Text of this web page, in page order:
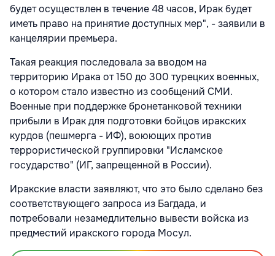
будет осуществлен в течение 48 часов, Ирак будет
иметь право на принятие доступных мер", - заявили в
канцелярии премьера.
Такая реакция последовала за вводом на
территорию Ирака от 150 до 300 турецких военных,
о котором стало известно из сообщений СМИ.
Военные при поддержке бронетанковой техники
прибыли в Ирак для подготовки бойцов иракских
курдов (пешмерга - ИФ), воюющих против
террористической группировки "Исламское
государство" (ИГ, запрещенной в России).
Иракские власти заявляют, что это было сделано без
соответствующего запроса из Багдада, и
потребовали незамедлительно вывести войска из
предместий иракского города Мосул.